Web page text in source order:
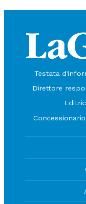
Testata
Direttore